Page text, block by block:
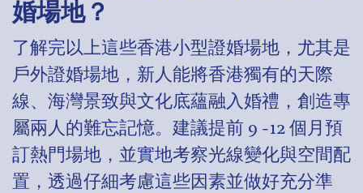
婚場地？
了解完以上這些香港小型證婚場地，尤其是
戶外證婚場地，新人能將香港獨有的天際
線、海灣景致與文化底蘊融入婚禮，創造專
屬兩人的難忘記憶。建議提前 9 -12 個月預
訂熱門場地，並實地考察光線變化與空間配
置，透過仔細考慮這些因素並做好充分準